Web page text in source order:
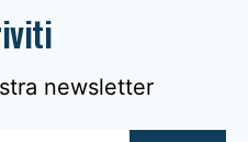
newsletter